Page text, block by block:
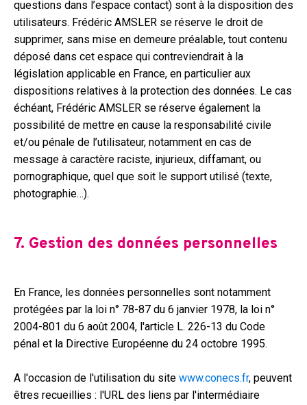
questions dans l’espace contact) sont à la disposition des
utilisateurs. Frédéric AMSLER se réserve le droit de
supprimer, sans mise en demeure préalable, tout contenu
déposé dans cet espace qui contreviendrait à la
législation applicable en France, en particulier aux
dispositions relatives à la protection des données. Le cas
échéant, Frédéric AMSLER se réserve également la
possibilité de mettre en cause la responsabilité civile
et/ou pénale de l’utilisateur, notamment en cas de
message à caractère raciste, injurieux, diffamant, ou
pornographique, quel que soit le support utilisé (texte,
photographie…).
7. Gestion des données personnelles
En France, les données personnelles sont notamment
protégées par la loi n° 78-87 du 6 janvier 1978, la loi n°
2004-801 du 6 août 2004, l'article L. 226-13 du Code
pénal et la Directive Européenne du 24 octobre 1995.
A l'occasion de l'utilisation du site www.conecs.fr, peuvent
êtres recueillies : l'URL des liens par l'intermédiaire